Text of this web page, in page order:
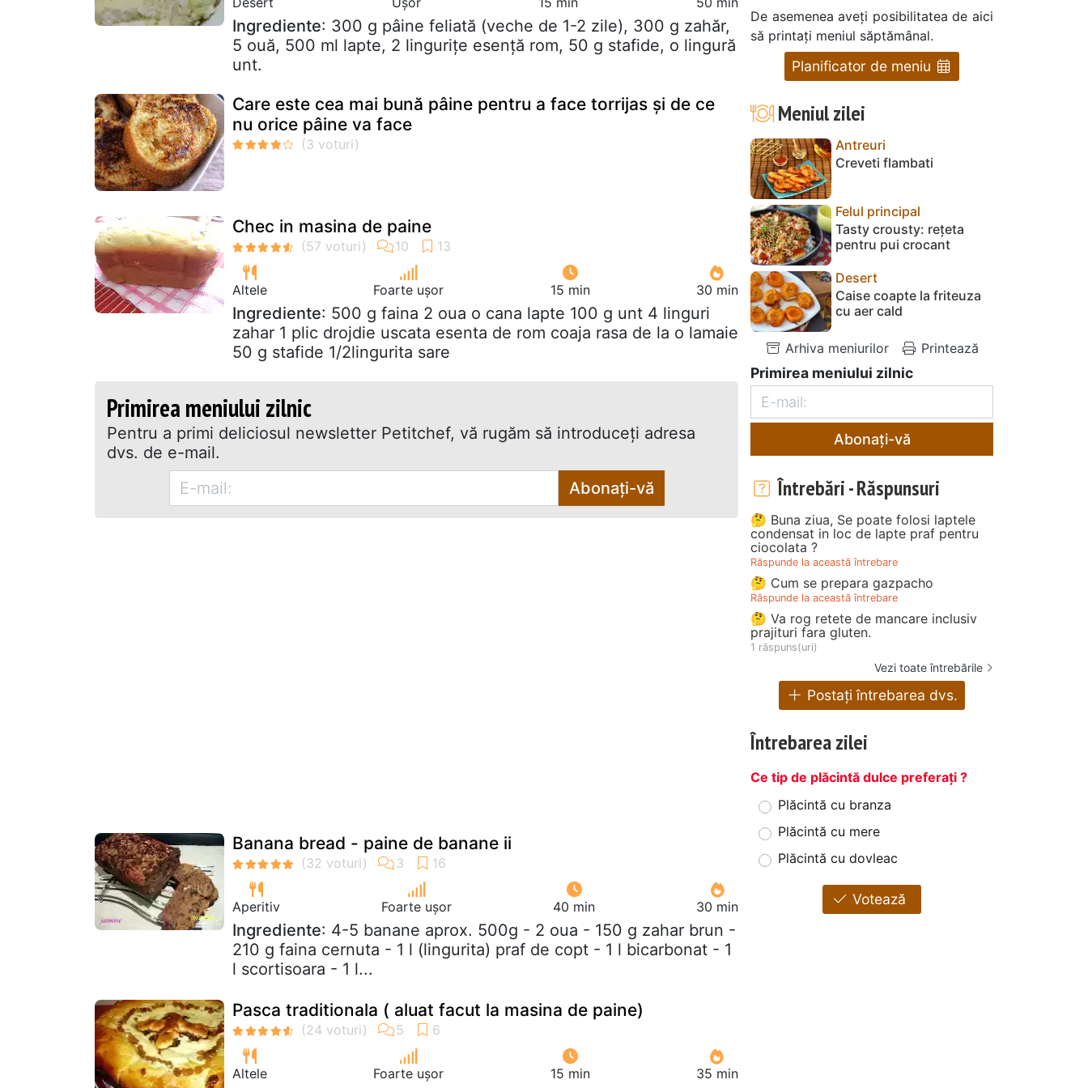
Ingrediente: 300 g pâine feliată (veche de 1-2 zile), 300 g zahăr,
5 ouă, 500 ml lapte, 2 lingurițe esență rom, 50 g stafide, o lingură
unt.
Care este cea mai bună pâine pentru a face torrijas și de ce
nu orice pâine va face
Chec in masina de paine
Altele Foarte ușor 15 min 30 min
Ingrediente: 500 g faina 2 oua o cana lapte 100 g unt 4 linguri
zahar 1 plic drojdie uscata esenta de rom coaja rasa de la o lamaie
50 g stafide 1/2lingurita sare
Primirea meniului zilnic
Pentru a primi deliciosul newsletter Petitchef, vă rugăm să introduceţi adresa
dvs. de e-mail.
Abonați-vă
Banana bread - paine de banane ii
Aperitiv Foarte ușor 40 min 30 min
Ingrediente: 4-5 banane aprox. 500g - 2 oua - 150 g zahar brun -
210 g faina cernuta - 1 l (lingurita) praf de copt - 1 l bicarbonat - 1
l scortisoara - 1 l...
Pasca traditionala ( aluat facut la masina de paine)
Altele Foarte ușor 15 min 35 min
De asemenea aveți posibilitatea de aici
să printați meniul săptămânal.
Planificator de meniu
Meniul zilei
Antreuri
Creveti flambati
Felul principal
Tasty crousty: rețeta
pentru pui crocant
Desert
Caise coapte la friteuza
cu aer cald
Arhiva meniurilor Printează
Primirea meniului zilnic
Abonați-vă
Întrebări - Răspunsuri
🤔 Buna ziua, Se poate folosi laptele
condensat in loc de lapte praf pentru
ciocolata ?
Răspunde la această întrebare
🤔 Cum se prepara gazpacho
Răspunde la această întrebare
🤔 Va rog retete de mancare inclusiv
prajituri fara gluten.
1 răspuns(uri)
Vezi toate întrebările
Postați întrebarea dvs.
Întrebarea zilei
Ce tip de plăcintă dulce preferați ?
Plăcintă cu branza
Plăcintă cu mere
Plăcintă cu dovleac
Votează